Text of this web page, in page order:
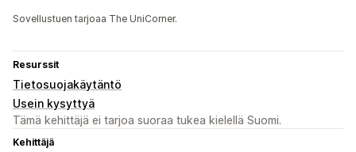
Sovellustuen tarjoaa The UniCorner.
Resurssit
Tietosuojakäytäntö
Usein kysyttyä
Tämä kehittäjä ei tarjoa suoraa tukea kielellä Suomi.
Kehittäjä